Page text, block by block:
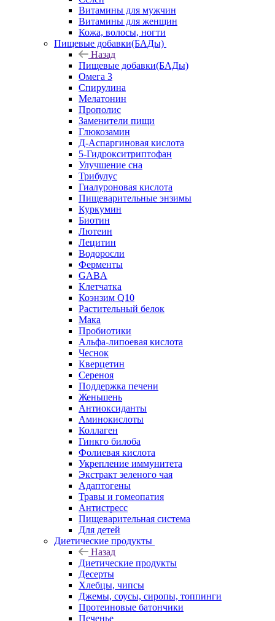
Витамины для мужчин
Витамины для женщин
Кожа, волосы, ногти
Пищевые добавки(БАДы)
Назад
Пищевые добавки(БАДы)
Омега 3
Спирулина
Мелатонин
Прополис
Заменители пищи
Глюкозамин
Д-Аспаргиновая кислота
5-Гидрокситриптофан
Улучшение сна
Трибулус
Гиалуроновая кислота
Пищеварительные энзимы
Куркумин
Биотин
Лютеин
Лецитин
Водоросли
Ферменты
GABA
Клетчатка
Коэнзим Q10
Растительный белок
Мака
Пробиотики
Альфа-липоевая кислота
Чеснок
Кверцетин
Сереноя
Поддержка печени
Женьшень
Антиоксиданты
Аминокислоты
Коллаген
Гинкго билоба
Фолиевая кислота
Укрепление иммунитета
Экстракт зеленого чая
Адаптогены
Травы и гомеопатия
Антистресс
Пищеварительная система
Для детей
Диетические продукты
Назад
Диетические продукты
Десерты
Хлебцы, чипсы
Джемы, соусы, сиропы, топпинги
Протеиновые батончики
Печенье